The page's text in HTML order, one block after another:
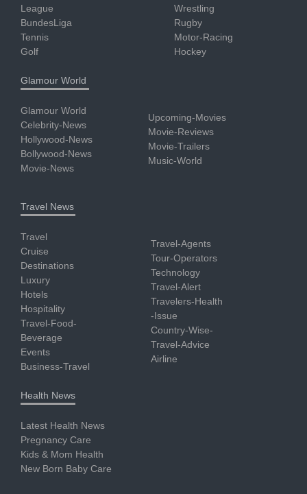
League
BundesLiga
Tennis
Golf
Wrestling
Rugby
Motor-Racing
Hockey
Glamour World
Glamour World
Celebrity-News
Hollywood-News
Bollywood-News
Movie-News
Upcoming-Movies
Movie-Reviews
Movie-Trailers
Music-World
Travel News
Travel
Cruise
Destinations
Luxury
Hotels
Hospitality
Travel-Food-
Beverage
Events
Business-Travel
Travel-Agents
Tour-Operators
Technology
Travel-Alert
Travelers-Health
-Issue
Country-Wise-
Travel-Advice
Airline
Health News
Latest Health News
Pregnancy Care
Kids & Mom Health
New Born Baby Care